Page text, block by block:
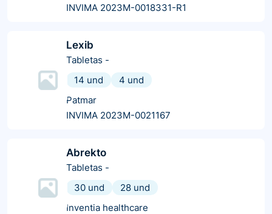
INVIMA 2023M-0018331-R1
Lexib
Tabletas -
14 und
4 und
Patmar
INVIMA 2023M-0021167
Abrekto
Tabletas -
30 und
28 und
Inventia healthcare